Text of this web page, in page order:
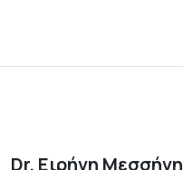
Dr. Ειρήνη Μεσσήνη